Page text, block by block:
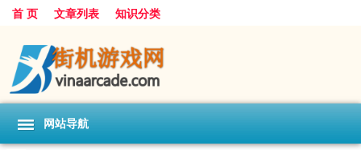
首 页 文章列表 知识分类
网站导航